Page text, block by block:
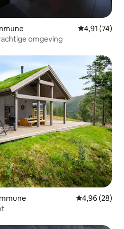
Gemiddelde
4,91 (74)
omgeving
Gemiddelde
4,96 (28)